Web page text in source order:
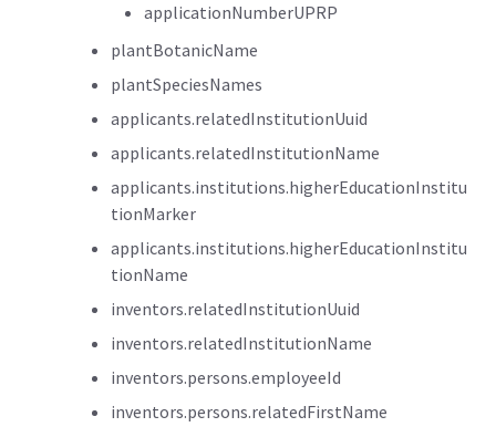
applicationNumberUPRP
plantBotanicName
plantSpeciesNames
applicants.relatedInstitutionUuid
applicants.relatedInstitutionName
applicants.institutions.higherEducationInstitu
tionMarker
applicants.institutions.higherEducationInstitu
tionName
inventors.relatedInstitutionUuid
inventors.relatedInstitutionName
inventors.persons.employeeId
inventors.persons.relatedFirstName